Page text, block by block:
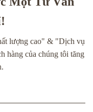
sinh học, tái chế để
Báo cáo ROSH để
trường
bìa kraft
lượng cao" & "Dịch vụ
hàng của chúng tôi tăng